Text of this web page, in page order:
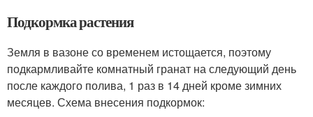
Подкормка растения
Земля в вазоне со временем истощается, поэтому
подкармливайте комнатный гранат на следующий день
после каждого полива, 1 раз в 14 дней кроме зимних
месяцев. Схема внесения подкормок: